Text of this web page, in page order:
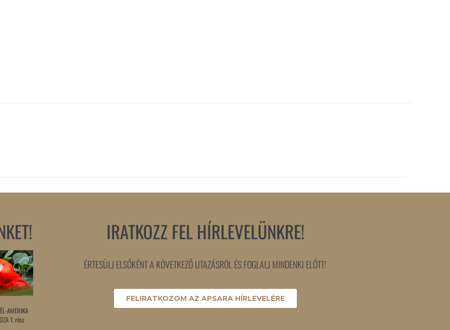
AMERIKA
1. rész
IRATKOZZ FEL HÍRLEVELÜNKRE!
ÉRTESÜLJ ELSŐKÉNT A KÖVETKEZŐ UTAZÁSRÓL ÉS FOGLALJ MINDENKI ELŐTT!
FELIRATKOZOM AZ APSARA HÍRLEVELÉRE